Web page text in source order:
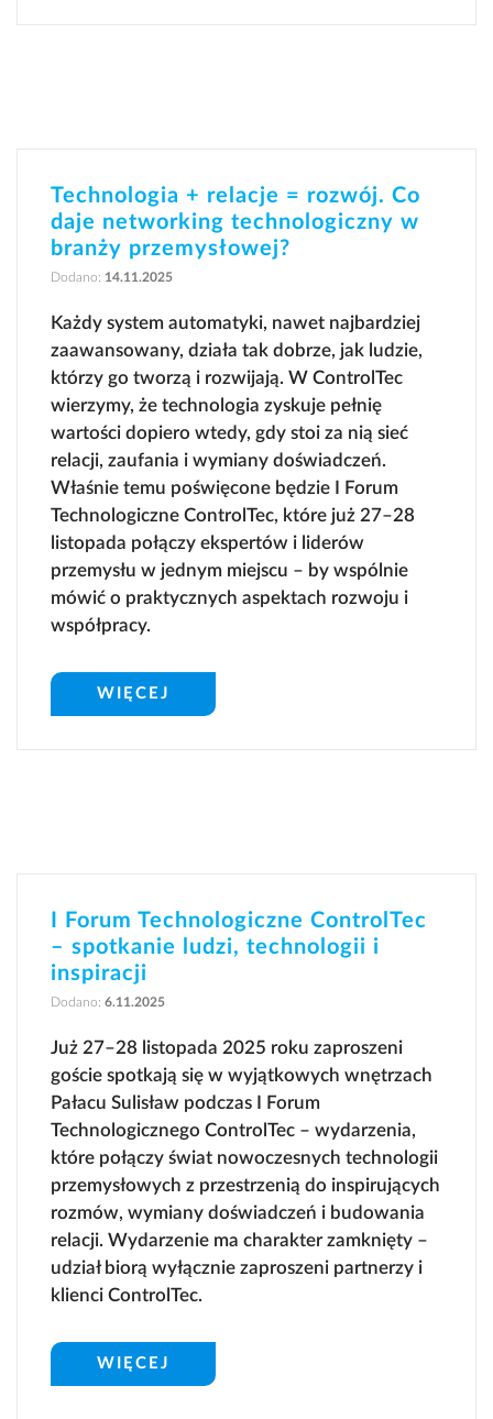
Technologia + relacje = rozwój. Co
daje networking technologiczny w
branży przemysłowej?
Dodano: 14.11.2025
Każdy system automatyki, nawet najbardziej
zaawansowany, działa tak dobrze, jak ludzie,
którzy go tworzą i rozwijają. W ControlTec
wierzymy, że technologia zyskuje pełnię
wartości dopiero wtedy, gdy stoi za nią sieć
relacji, zaufania i wymiany doświadczeń.
Właśnie temu poświęcone będzie I Forum
Technologiczne ControlTec, które już 27–28
listopada połączy ekspertów i liderów
przemysłu w jednym miejscu – by wspólnie
mówić o praktycznych aspektach rozwoju i
współpracy.
WIĘCEJ
I Forum Technologiczne ControlTec
– spotkanie ludzi, technologii i
inspiracji
Dodano: 6.11.2025
Już 27–28 listopada 2025 roku zaproszeni
goście spotkają się w wyjątkowych wnętrzach
Pałacu Sulisław podczas I Forum
Technologicznego ControlTec – wydarzenia,
które połączy świat nowoczesnych technologii
przemysłowych z przestrzenią do inspirujących
rozmów, wymiany doświadczeń i budowania
relacji. Wydarzenie ma charakter zamknięty –
udział biorą wyłącznie zaproszeni partnerzy i
klienci ControlTec.
WIĘCEJ